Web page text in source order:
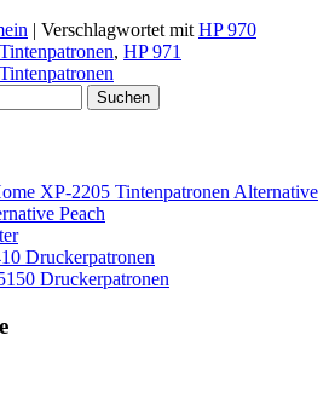
| Verschlagwortet mit HP 970
, HP 971
XP-2205 Tintenpatronen Alternative
Peach
Druckerpatronen
Druckerpatronen